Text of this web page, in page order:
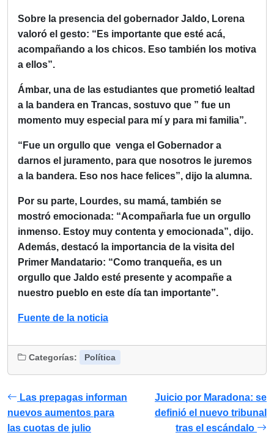
Sobre la presencia del gobernador Jaldo, Lorena
valoró el gesto: “Es importante que esté acá,
acompañando a los chicos. Eso también los motiva
a ellos”.
Ámbar, una de las estudiantes que prometió lealtad
a la bandera en Trancas, sostuvo que ” fue un
momento muy especial para mí y para mi familia”.
“Fue un orgullo que venga el Gobernador a
darnos el juramento, para que nosotros le juremos
a la bandera. Eso nos hace felices”, dijo la alumna.
Por su parte, Lourdes, su mamá, también se
mostró emocionada: “Acompañarla fue un orgullo
inmenso. Estoy muy contenta y emocionada”, dijo.
Además, destacó la importancia de la visita del
Primer Mandatario: “Como tranqueña, es un
orgullo que Jaldo esté presente y acompañe a
nuestro pueblo en este día tan importante”.
Fuente de la noticia
Categorías: Política
Las prepagas informan
nuevos aumentos para
las cuotas de julio
Juicio por Maradona: se
definió el nuevo tribunal
tras el escándalo